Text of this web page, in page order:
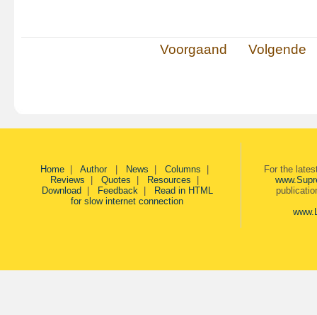
Voorgaand Volgende
Home| Author News Columns
Reviews
Quotes Resources
Download
Feedback|
Read in HTML
for slow internet connection
For the